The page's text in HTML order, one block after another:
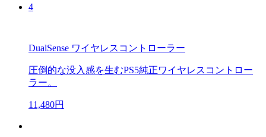
4
DualSense ワイヤレスコントローラー
圧倒的な没入感を生むPS5純正ワイヤレスコントロー
ラー。
11,480円